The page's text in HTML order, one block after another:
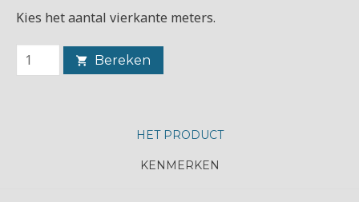
Kies het aantal vierkante meters.
Bereken
HET PRODUCT
KENMERKEN